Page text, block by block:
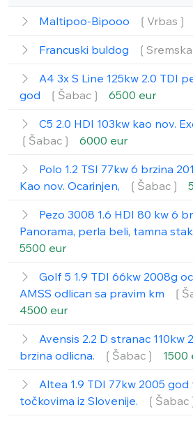
Maltipoo-Bipooo ❲Vrbas❳
Francuski buldog
A4 3x S Line 125kw 2.0 TDI
god
❲Šabac❳ 6500 eur
C5 2.0 HDI 103kw kao nov.
❲Šabac❳
6000 eur
Polo 1.2 TSI 77kw 6 brzina
Kao nov. Ocarinjen,
❲Šabac❳
Pezo 3008 1.6 HDI 80 kw 6
Panorama, perla beli, tamna
5500 eur
Golf 5 1.9 TDI 66kw 2008g
AMSS odlican sa pravim km
4500 eur
Avensis 2.2 D stranac 110kw
brzina odlicna.
❲Šabac❳ 1500
Altea 1.9 TDI 77kw 2005
točkovima iz Slovenije.